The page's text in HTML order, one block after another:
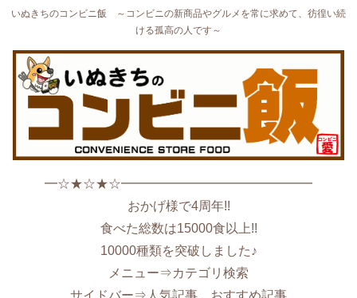
いぬきちのコンビニ飯 ～コンビニの新商品やグルメを常に求めて、彷徨い続
ける孤高の人です～
━☆★☆★☆━━━━━━━━━━━━━━━
おかげ様で4周年!!
食べた総数は15000食以上!!
10000種類を突破しました♪
メニュー⇒カテゴリ検索